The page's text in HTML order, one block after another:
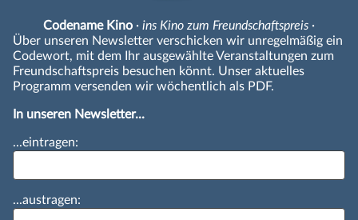
Codename Kino · ins Kino zum Freundschaftspreis ·
Über unseren Newsletter verschicken wir unregelmäßig ein
Codewort, mit dem Ihr ausgewählte Veranstaltungen zum
Freundschaftspreis besuchen könnt. Unser aktuelles
Programm versenden wir wöchentlich als PDF.
In unseren Newsletter...
...eintragen:
...austragen: